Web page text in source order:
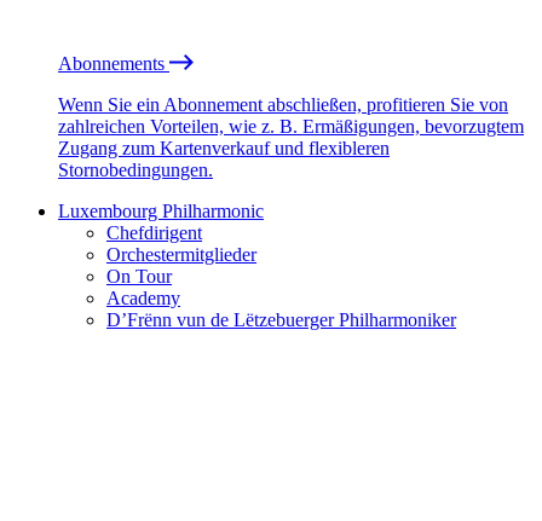
Abonnements
Wenn Sie ein Abonnement abschließen, profitieren Sie von
zahlreichen Vorteilen, wie z. B. Ermäßigungen, bevorzugtem
Zugang zum Kartenverkauf und flexibleren
Stornobedingungen.
Luxembourg Philharmonic
Chefdirigent
Orchestermitglieder
On Tour
Academy
D’Frënn vun de Lëtzebuerger Philharmoniker